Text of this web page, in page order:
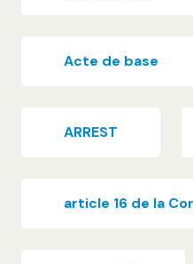
Acte de base
ARREST
article 16 de la